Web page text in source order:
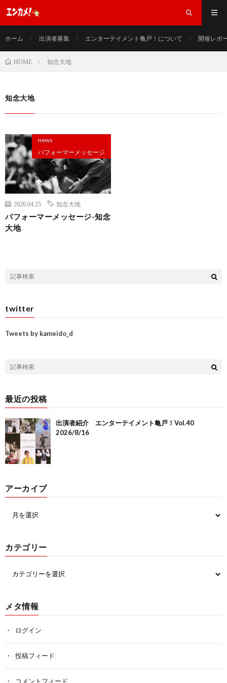
ホーム 出演者募集 エンターテイメント亀戸！について 開催レポ
HOME 知念大地
知念大地
news
パフォーマーメッセージ
2020.04.25 知念大地
パフォーマーメッセージ-知念
大地
twitter
Tweets by kameido_d
最近の投稿
出演者紹介 エンターテイメント亀戸！Vol.40
2026/8/16
アーカイブ
カテゴリー
メタ情報
ログイン
投稿フィード
コメントフィード